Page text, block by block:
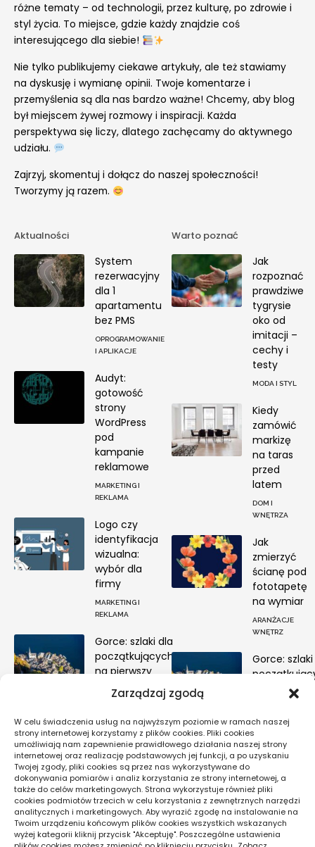
Zarządzaj zgodą
W celu świadczenia usług na najwyższym poziomie w ramach naszej
strony internetowej korzystamy z plików cookies. Pliki cookies
umożliwiają nam zapewnienie prawidłowego działania naszej strony
internetowej oraz realizację podstawowych jej funkcji, a po uzyskaniu
Twojej zgody, pliki cookies są przez nas wykorzystywane do
dokonywania pomiarów i analiz korzystania ze strony internetowej, a
także do celów marketingowych. Strona wykorzystuje również pliki
cookies podmiotów trzecich w celu korzystania z zewnętrznych narzędzi
analitycznych i marketingowych. Aby wyrazić zgodę na instalowanie na
Twoim urządzeniu końcowym plików cookies wszystkich wskazanych
wyżej kategorii kliknij przycisk "Akceptuję". Poszczególne ustawienia
różne tematy – od technologii, przez kulturę, po zdrowie i
styl życia. To miejsce, gdzie każdy znajdzie coś
interesującego dla siebie!
Nie tylko publikujemy ciekawe artykuły, ale też stawiamy
na dyskusję i wymianę opinii. Twoje komentarze i
przemyślenia są dla nas bardzo ważne! Chcemy, aby blog
był miejscem żywej rozmowy i inspiracji. Każda
perspektywa się liczy, dlatego zachęcamy do aktywnego
udziału.
Zajrzyj, skomentuj i dołącz do naszej społeczności!
Tworzymy ją razem.
Aktualności
System
rezerwacyjny
dla 1
apartamentu
bez PMS
OPROGRAMOWANIE
I APLIKACJE
Audyt:
gotowość
strony
WordPress
pod
kampanie
reklamowe
MARKETING I
REKLAMA
Logo czy
identyfikacja
wizualna:
wybór dla
firmy
MARKETING I
REKLAMA
Gorce: szlaki dla
początkujących
na pierwszy
weekend
Warto poznać
Jak
rozpoznać
prawdziwe
tygrysie
oko od
imitacji –
cechy i
testy
MODA I STYL
Kiedy
zamówić
markizę
na taras
przed
latem
DOM I
WNĘTRZA
Jak
zmierzyć
ścianę pod
fototapetę
na wymiar
ARANŻACJE
WNĘTRZ
Gorce:
na pierwszy
PODRÓŻE PO
Pogoda
16°C